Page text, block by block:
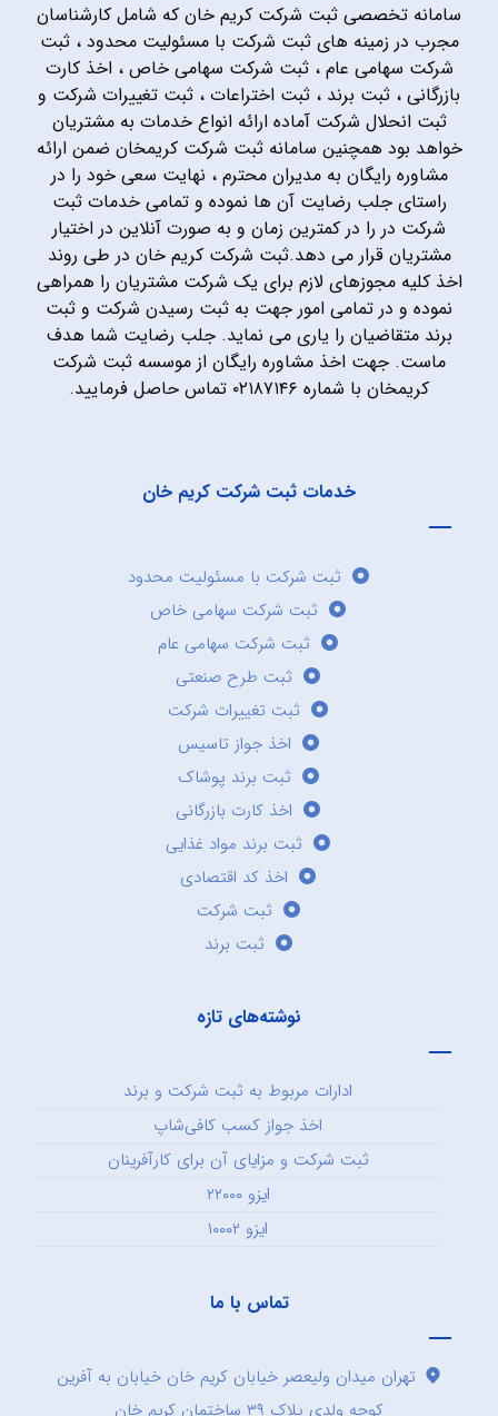
سامانه تخصصی ثبت شرکت کریم خان که شامل کارشناسان
مجرب در زمینه های ثبت شرکت با مسئولیت محدود ، ثبت
شرکت سهامی عام ، ثبت شرکت سهامی خاص ، اخذ کارت
بازرگانی ، ثبت برند ، ثبت اختراعات ، ثبت تغییرات شرکت و
ثبت انحلال شرکت آماده ارائه انواع خدمات به مشتریان
خواهد بود همچنین سامانه ثبت شرکت کریمخان ضمن ارائه
مشاوره رایگان به مدیران محترم ، نهایت سعی خود را در
راستای جلب رضایت آن ها نموده و تمامی خدمات ثبت
شرکت در را در کمترین زمان و به صورت آنلاین در اختیار
مشتریان قرار می دهد.ثبت شرکت کریم خان در طی روند
اخذ کلیه مجوزهای لازم برای یک شرکت مشتریان را همراهی
نموده و در تمامی امور جهت به ثبت رسیدن شرکت و ثبت
برند متقاضیان را یاری می نماید. جلب رضایت شما هدف
ماست. جهت اخذ مشاوره رایگان از موسسه ثبت شرکت
کریمخان با شماره ۰۲۱۸۷۱۴۶ تماس حاصل فرمایید.
خدمات ثبت شرکت کریم خان
ثبت شرکت با مسئولیت محدود
ثبت شرکت سهامی خاص
ثبت شرکت سهامی عام
ثبت طرح صنعتی
ثبت تغییرات شرکت
اخذ جواز تاسیس
ثبت برند پوشاک
اخذ کارت بازرگانی
ثبت برند مواد غذایی
اخذ کد اقتصادی
ثبت شرکت
ثبت برند
نوشته‌های تازه
ادارات مربوط به ثبت شرکت و برند
اخذ جواز کسب کافی‌شاپ
ثبت شرکت و مزایای آن برای کارآفرینان
ایزو ۲۲۰۰۰
ایزو ۱۰۰۰۲
تماس با ما
تهران میدان ولیعصر خیابان کریم خان خیابان به آفرین